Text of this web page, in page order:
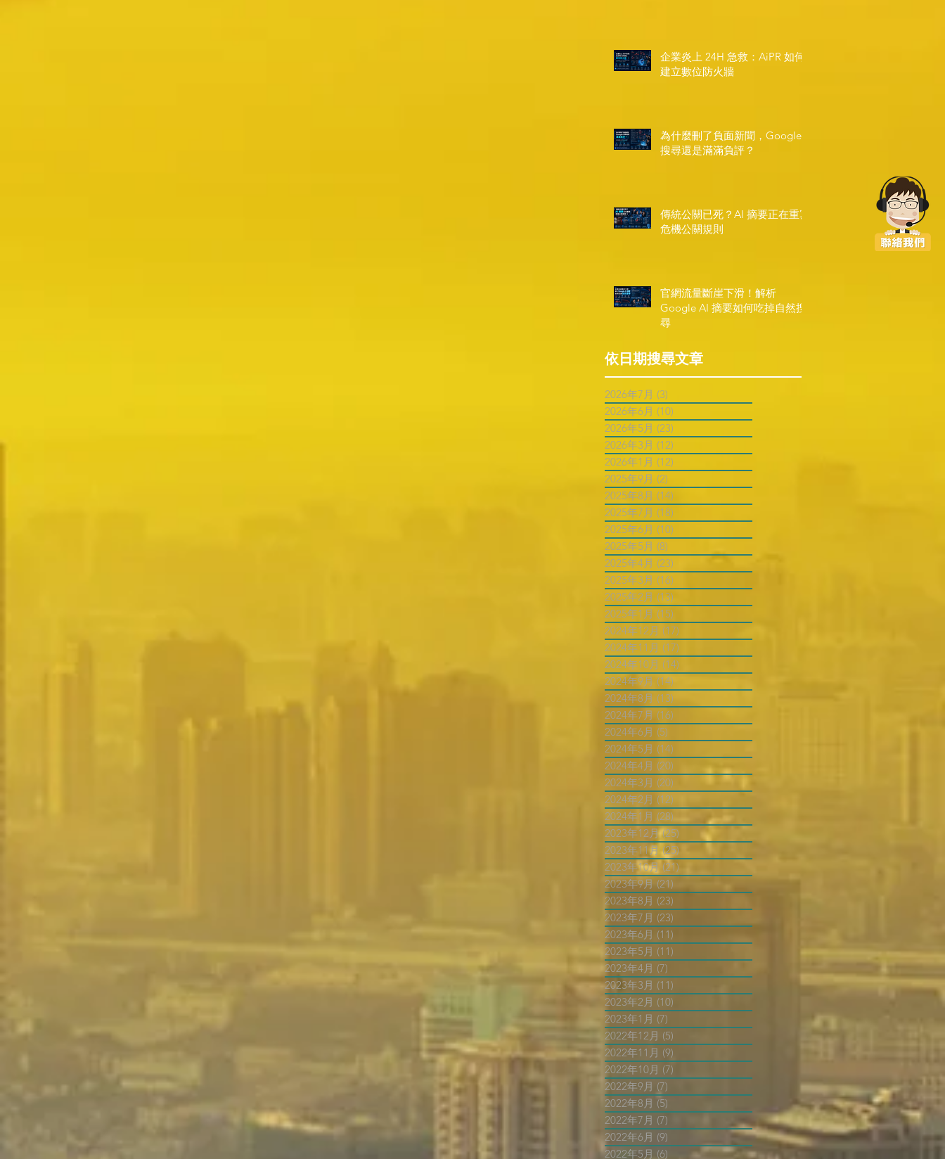
企業炎上 24H 急救：AiPR 如何
建立數位防火牆
為什麼刪了負面新聞，Google
搜尋還是滿滿負評？
傳統公關已死？AI 摘要正在重寫
危機公關規則
官網流量斷崖下滑！解析
Google AI 摘要如何吃掉自然搜
尋
依日期搜尋文章
2026年7月 (3)
2026年6月 (10)
2026年5月 (23)
2026年3月 (12)
2026年1月 (12)
2025年9月 (2)
2025年8月 (14)
2025年7月 (18)
2025年6月 (10)
2025年5月 (8)
2025年4月 (23)
2025年3月 (16)
2025年2月 (13)
2025年1月 (15)
2024年12月 (17)
2024年11月 (17)
2024年10月 (14)
2024年9月 (14)
2024年8月 (13)
2024年7月 (16)
2024年6月 (5)
2024年5月 (14)
2024年4月 (20)
2024年3月 (20)
2024年2月 (12)
2024年1月 (28)
2023年12月 (25) 25 篇文章
2023年11月 (25)
2023年10月 (21)
2023年9月 (21)
2023年8月 (23)
2023年7月 (23)
2023年6月 (11)
2023年5月 (11)
2023年4月 (7)
2023年3月 (11)
2023年2月 (10)
2023年1月 (7)
2022年12月 (5)
2022年11月 (9)
2022年10月 (7)
2022年9月 (7)
2022年8月 (5)
2022年7月 (7)
2022年6月 (9)
2022年5月 (6) 6 篇文章